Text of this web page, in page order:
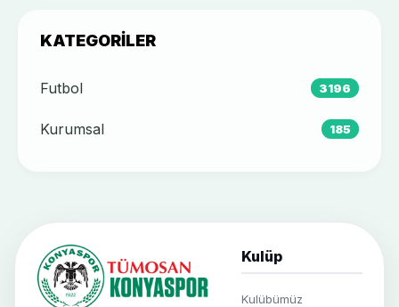
KATEGORILER
Futbol 3196
Kurumsal 185
Kulüp
Kulübümüz